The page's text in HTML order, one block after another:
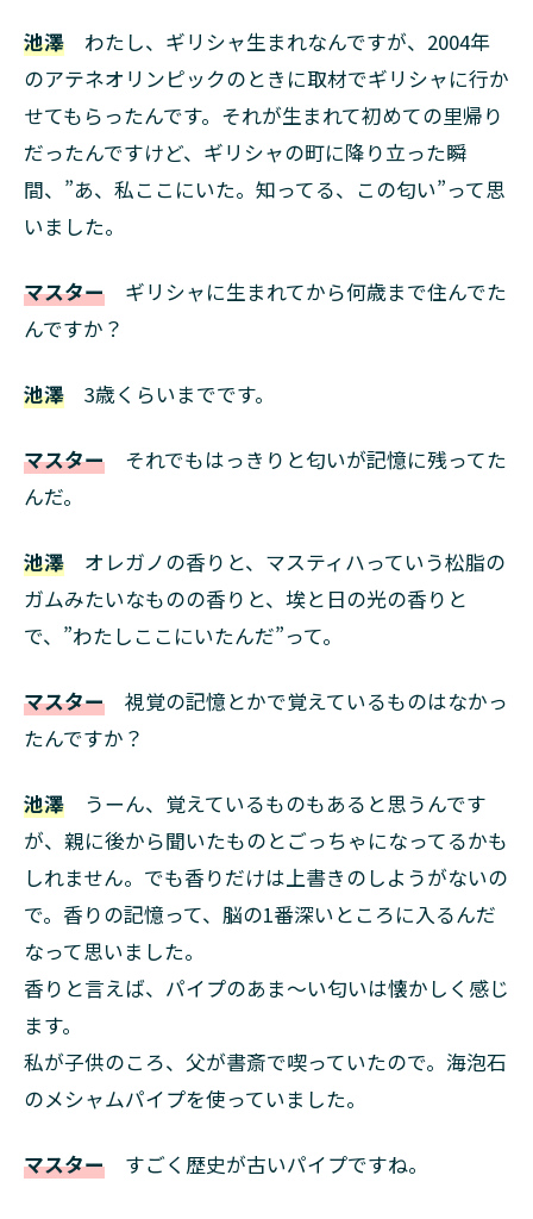
池澤 わたし、ギリシャ生まれなんですが、2004年
のアテネオリンピックのときに取材でギリシャに行か
せてもらったんです。それが生まれて初めての里帰り
だったんですけど、ギリシャの町に降り立った瞬
間、”あ、私ここにいた。知ってる、この匂い”って思
いました。
マスター ギリシャに生まれてから何歳まで住んでた
んですか？
池澤 3歳くらいまでです。
マスター それでもはっきりと匂いが記憶に残ってた
んだ。
池澤 オレガノの香りと、マスティハっていう松脂の
ガムみたいなものの香りと、埃と日の光の香りと
で、”わたしここにいたんだ”って。
マスター 視覚の記憶とかで覚えているものはなかっ
たんですか？
池澤 うーん、覚えているものもあると思うんです
が、親に後から聞いたものとごっちゃになってるかも
しれません。でも香りだけは上書きのしようがないの
で。香りの記憶って、脳の1番深いところに入るんだ
なって思いました。
香りと言えば、パイプのあま～い匂いは懐かしく感じ
ます。
私が子供のころ、父が書斎で喫っていたので。海泡石
のメシャムパイプを使っていました。
マスター すごく歴史が古いパイプですね。